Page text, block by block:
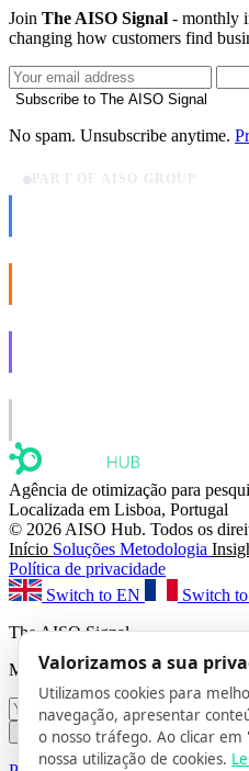
Join The AISO Signal - monthly
changing how customers find
Subscribe to The AISO Signal
No spam. Unsubscribe anytime.
PART OF AISO GROUP
Agência de otimização para
Localizada em Lisboa, Portugal
© 2026 AISO Hub. Todos os
Início Soluções Metodologia
Política de privacidade
Switch to EN
Switch
The AISO Signal
Monthly AI search insights. No
Subscribe
Valorizamos a sua
Utilizamos cookies para
navegação, apresentar
o nosso tráfego. Ao clicar em
nossa utilização de cookies.